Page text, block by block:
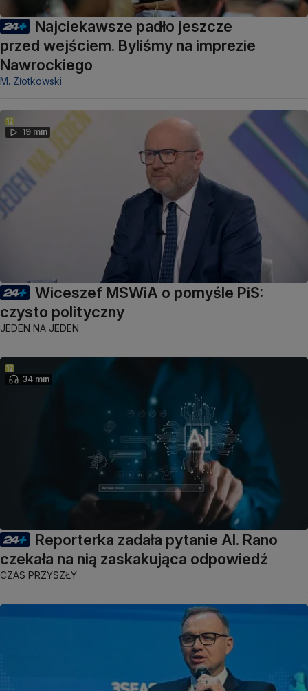
Najciekawsze padło jeszcze
przed wejściem. Byliśmy na imprezie
Nawrockiego
M. Złotkowski
19 min
Wiceszef MSWiA o pomyśle PiS:
czysto polityczny
JEDEN NA JEDEN
34 min
Reporterka zadała pytanie AI. Rano
czekała na nią zaskakująca odpowiedź
CZAS PRZYSZŁY